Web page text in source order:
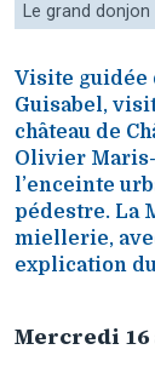
Le grand
Visite guidée
Guisabel,
château de
Olivier
l’enceinte
pédestre. La
miellerie,
explication
Mercredi